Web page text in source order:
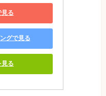
る
グで見る
見る